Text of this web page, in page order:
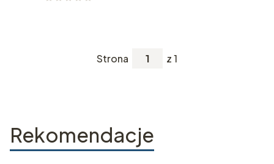
Strona z 1
Rekomendacje